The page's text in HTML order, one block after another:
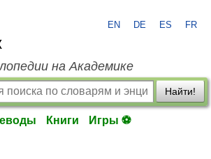
EN DE ES FR
на Академике
Найти!
Книги Игры ⚽